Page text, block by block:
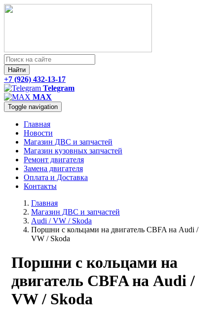
Найти
+7 (926) 432-13-17
Telegram
MAX
Toggle navigation
Главная
Новости
Магазин ДВС и запчастей
Магазин кузовных запчастей
Ремонт двигателя
Замена двигателя
Оплата и Доставка
Контакты
Главная
Магазин ДВС и запчастей
Audi / VW / Skoda
Поршни с кольцами на двигатель CBFA на Audi /
VW / Skoda
Поршни с кольцами на
двигатель CBFA на Audi /
VW / Skoda